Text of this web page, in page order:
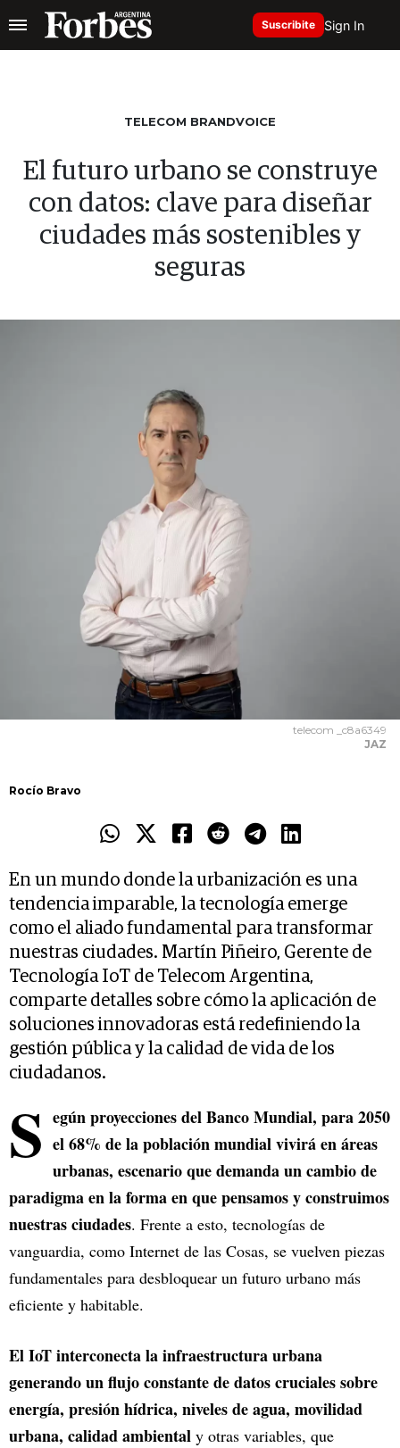
Suscribite Sign In
TELECOM BRANDVOICE
El futuro urbano se construye
con datos: clave para diseñar
ciudades más sostenibles y
seguras
telecom _c8a6349
JAZ
Rocío Bravo
En un mundo donde la urbanización es una
tendencia imparable, la tecnología emerge
como el aliado fundamental para transformar
nuestras ciudades. Martín Piñeiro, Gerente de
Tecnología IoT de Telecom Argentina,
comparte detalles sobre cómo la aplicación de
soluciones innovadoras está redefiniendo la
gestión pública y la calidad de vida de los
ciudadanos.
S egún proyecciones del Banco Mundial, para 2050
el 68% de la población mundial vivirá en áreas
urbanas, escenario que demanda un cambio de
paradigma en la forma en que pensamos y construimos
nuestras ciudades. Frente a esto, tecnologías de
vanguardia, como Internet de las Cosas, se vuelven piezas
fundamentales para desbloquear un futuro urbano más
eficiente y habitable.
El IoT interconecta la infraestructura urbana
generando un flujo constante de datos cruciales sobre
energía, presión hídrica, niveles de agua, movilidad
urbana, calidad ambiental y otras variables, que